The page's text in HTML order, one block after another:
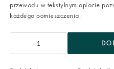
przewodu w tekstylnym oplocie
każdego pomieszczenia.